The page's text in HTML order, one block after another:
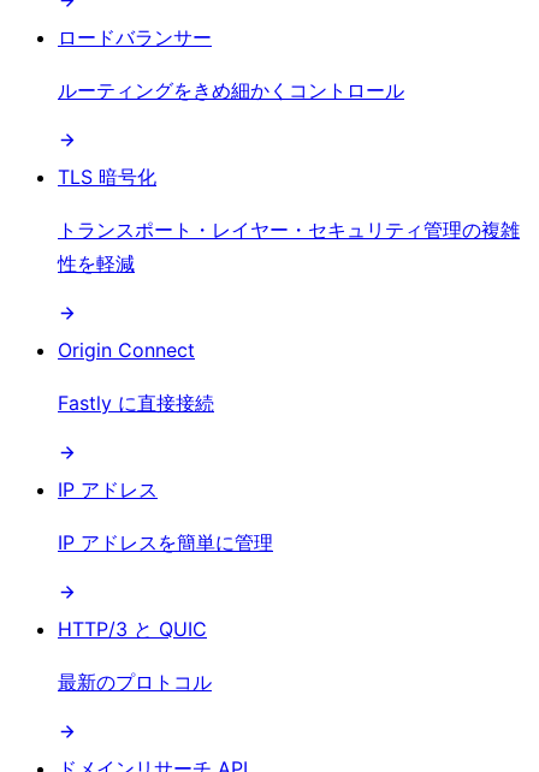
ロードバランサー
ルーティングをきめ細かくコントロール
TLS 暗号化
トランスポート・レイヤー・セキュリティ管理の複雑
性を軽減
Origin Connect
Fastly に直接接続
IP アドレス
IP アドレスを簡単に管理
HTTP/3 と QUIC
最新のプロトコル